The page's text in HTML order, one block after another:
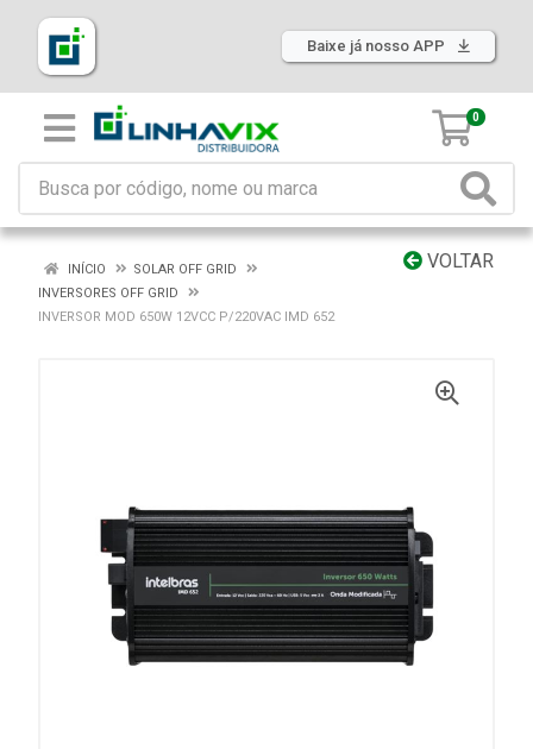
Baixe já nosso APP
0
VOLTAR
INÍCIO
SOLAR OFF GRID
INVERSORES OFF GRID
INVERSOR MOD 650W 12VCC P/220VAC IMD 652